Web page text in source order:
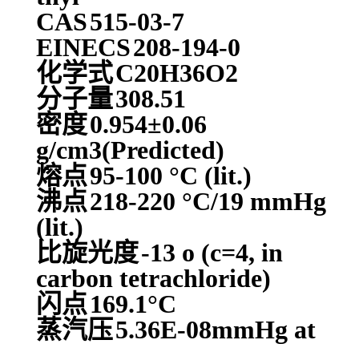
CAS515-03-7
EINECS208-194-0
化学式C20H36O2
分子量308.51
密度0.954±0.06
g/cm3(Predicted)
熔点95-100 °C (lit.)
沸点218-220 °C/19 mmHg
(lit.)
比旋光度-13 o (c=4, in
carbon tetrachloride)
闪点169.1°C
蒸汽压5.36E-08mmHg at